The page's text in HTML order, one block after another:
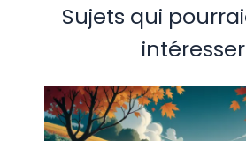
Sujets qui